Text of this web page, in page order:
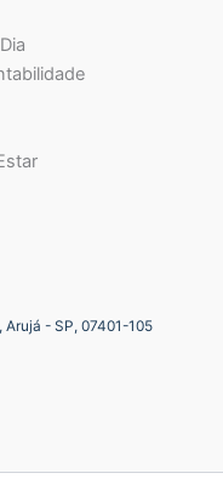
- SP, 07401-105